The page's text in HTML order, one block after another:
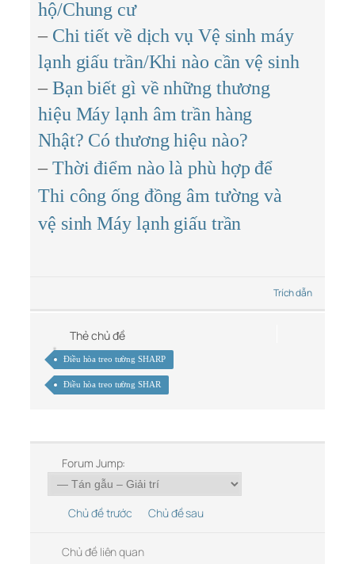
hộ/Chung cư
– Chi tiết về dịch vụ Vệ sinh máy
lạnh giấu trần/Khi nào cần vệ sinh
– Bạn biết gì về những thương
hiệu Máy lạnh âm trần hàng
Nhật? Có thương hiệu nào?
– Thời điểm nào là phù hợp để
Thi công ống đồng âm tường và
vệ sinh Máy lạnh giấu trần
Trích dẫn
Thẻ chủ đề
Điều hòa treo tường SHARP
Điều hòa treo tường SHAR
Forum Jump:
Chủ đề trước Chủ đề sau
Chủ đề liên quan